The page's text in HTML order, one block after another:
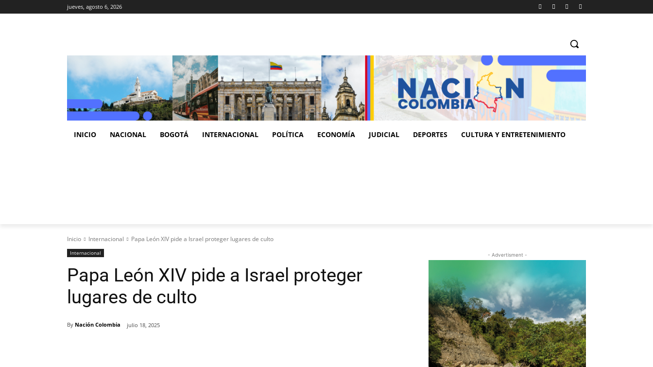
jueves, agosto 6, 2026
INICIO NACIONAL BOGOTÁ INTERNACIONAL POLÍTICA ECONOMÍA JUDICIAL DEPORTES CULTURA Y ENTRETENIMIENTO
Inicio Internacional Papa León XIV pide a Israel proteger lugares de culto
Internacional
Papa León XIV pide a Israel proteger
lugares de culto
By Nación Colombia julio 18, 2025
- Advertisment -